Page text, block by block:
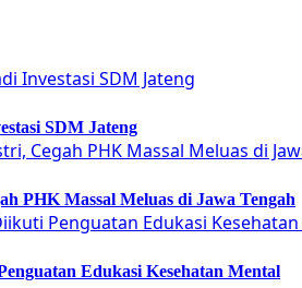
SDM Jateng
PHK Massal Meluas di Jawa Tengah
Edukasi Kesehatan Mental